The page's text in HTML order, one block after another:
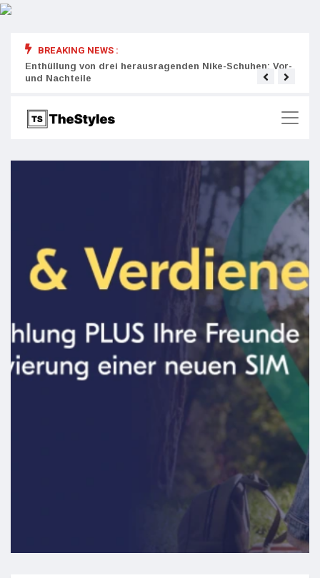
BREAKING NEWS :
Enthüllung von drei herausragenden Nike-Schuhen: Vor-
und Nachteile